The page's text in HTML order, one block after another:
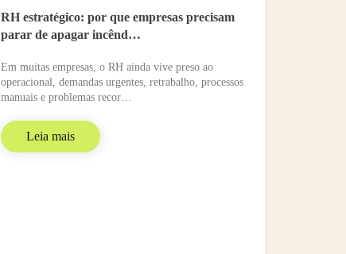
RH estratégico: por que empresas precisam
parar de apagar incênd…
Em muitas empresas, o RH ainda vive preso ao
operacional, demandas urgentes, retrabalho, processos
manuais e problemas recor…
Leia mais